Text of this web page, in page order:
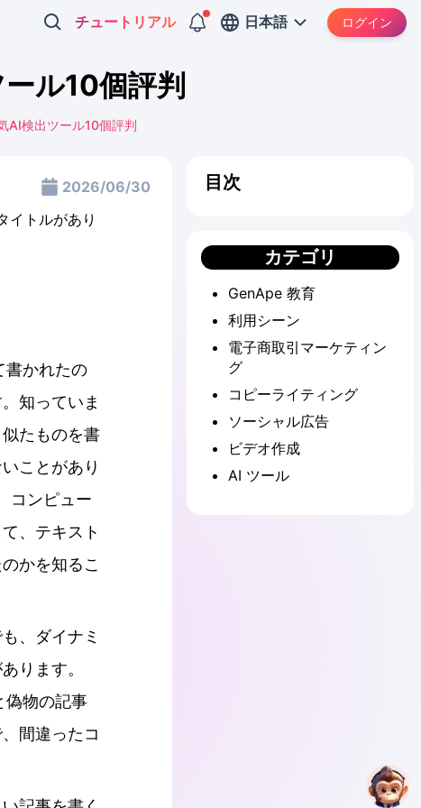
チュートリアル 日本語 ログイン
ル10個評判
AI検出ツール10個評判
2026/06/30
書かれたの
知っていま
たものを書
ことがあり
コンピュー
、テキスト
かを知るこ
、ダイナミ
ります。
偽物の記事
間違ったコ
目次
カテゴリ
GenApe 教育
利用シーン
電子商取引マーケティン
グ
コピーライティング
ソーシャル広告
ビデオ作成
AI ツール